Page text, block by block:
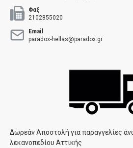
Φαξ
2102855020
Email
paradox-hellas@paradox.gr
Δωρεάν Αποστολή για παραγγελίες
λεκανοπεδίου Αττικής